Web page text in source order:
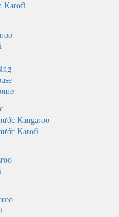
Karofi
Kangaroo
Karofi